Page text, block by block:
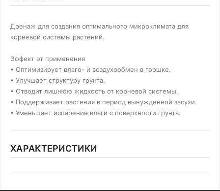
Дренаж для создания оптимального микроклимата для
корневой системы растений.
Эффект от применения
• Оптимизирует влаго- и воздухообмен в горшке.
• Улучшает структуру грунта.
• Отводит лишнюю жидкость от корневой системы.
• Поддерживает растения в период вынужденной засухи.
• Уменьшает испарение влаги с поверхности грунта.
ХАРАКТЕРИСТИКИ